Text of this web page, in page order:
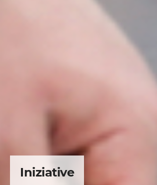
Vita Consacrata Roma